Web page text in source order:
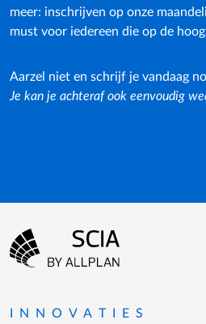
meer: inschrijven op onze
must voor iedereen die op de
Aarzel niet en schrijf je vandaag
Je kan je achteraf ook eenvoudig
Footer-menu
INNOVATIES